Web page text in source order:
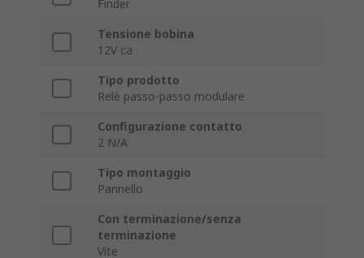
Finder
Tensione bobina
12V ca
Tipo prodotto
Relè passo-passo modulare
Configurazione contatto
2 N/A
Tipo montaggio
Pannello
Con terminazione/senza
terminazione
Vite